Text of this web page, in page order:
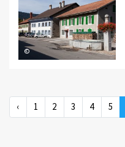
©
‹ 1 2 3 4 5